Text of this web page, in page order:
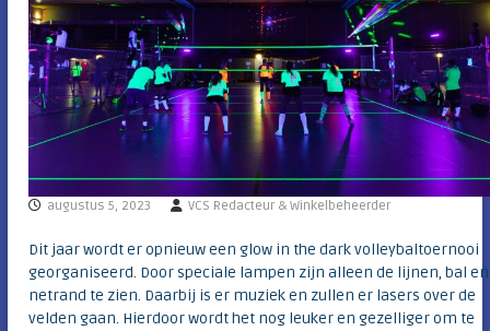
e
n
h
e
c
l
u
b
v
a
d
b
o
l
n
s
t
augustus 5, 2023 VCS Redacteur & Winkelbeheerder
Dit jaar wordt er opnieuw een glow in the dark volleybaltoernooi
georganiseerd. Door speciale lampen zijn alleen de lijnen, bal en
netrand te zien. Daarbij is er muziek en zullen er lasers over de
velden gaan. Hierdoor wordt het nog leuker en gezelliger om te